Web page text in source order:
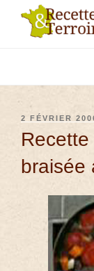
2 FÉVRIER
braisée